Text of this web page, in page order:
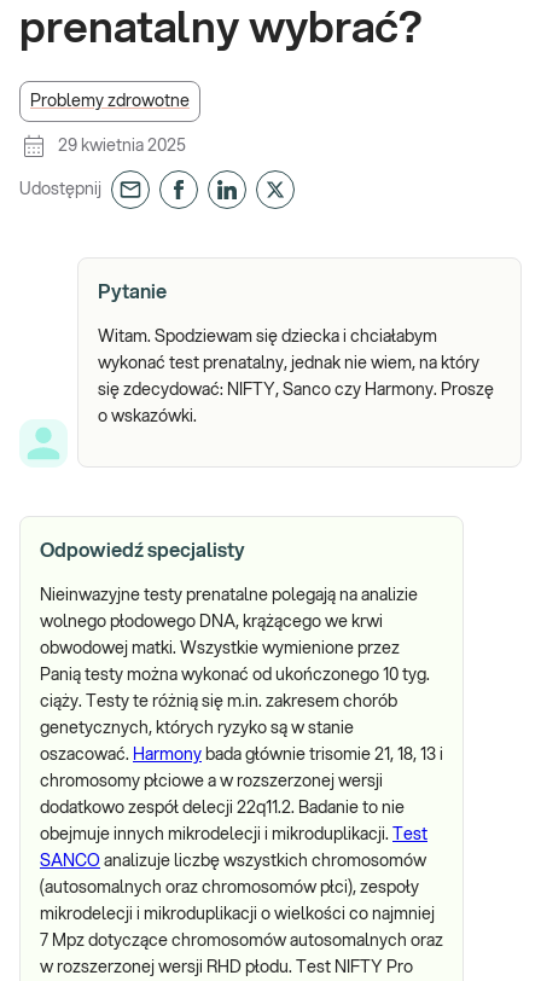
prenatalny wybrać?
Problemy zdrowotne
29 kwietnia 2025
Udostępnij
Pytanie
Witam. Spodziewam się dziecka i chciałabym
wykonać test prenatalny, jednak nie wiem, na który
się zdecydować: NIFTY, Sanco czy Harmony. Proszę
o wskazówki.
Odpowiedź specjalisty
Nieinwazyjne testy prenatalne polegają na analizie
wolnego płodowego DNA, krążącego we krwi
obwodowej matki. Wszystkie wymienione przez
Panią testy można wykonać od ukończonego 10 tyg.
ciąży. Testy te różnią się m.in. zakresem chorób
genetycznych, których ryzyko są w stanie
oszacować. Harmony bada głównie trisomie 21, 18, 13 i
chromosomy płciowe a w rozszerzonej wersji
dodatkowo zespół delecji 22q11.2. Badanie to nie
obejmuje innych mikrodelecji i mikroduplikacji.
Test
SANCO analizuje liczbę wszystkich chromosomów
(autosomalnych oraz chromosomów płci), zespoły
mikrodelecji i mikroduplikacji o wielkości co najmniej
7 Mpz dotyczące chromosomów autosomalnych oraz
w rozszerzonej wersji RHD płodu. Test NIFTY Pro